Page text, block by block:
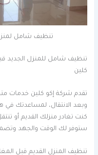
تنظيف شامل
تنظيف شامل للمنزل الجديد
كلين
تقدم شركة إكو كلين خدمات
وبعد الانتقال، لمساعدتك في
كنت تغادر منزلك القديم أو
ستوفر لك الوقت والجهد
تنظيف المنزل القديم قبل